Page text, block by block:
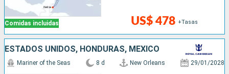
Comidas incluidas US$ 478 +Tasas
ESTADOS UNIDOS, HONDURAS, MÉXICO
Mariner of the Seas 8 d New Orleans 29/01/2028